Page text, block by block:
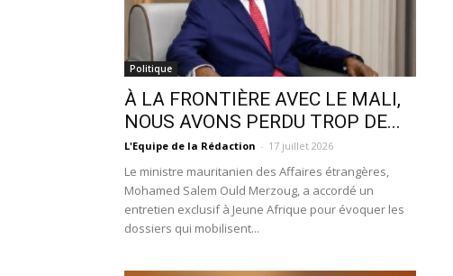
Politique
À LA FRONTIÈRE AVEC LE MALI,
NOUS AVONS PERDU TROP DE...
L'Equipe de la Rédaction - 17 juillet 2026
Le ministre mauritanien des Affaires étrangères,
Mohamed Salem Ould Merzoug, a accordé un
entretien exclusif à Jeune Afrique pour évoquer les
dossiers qui mobilisent...